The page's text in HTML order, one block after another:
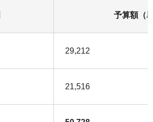
予算額（
29,212
21,516